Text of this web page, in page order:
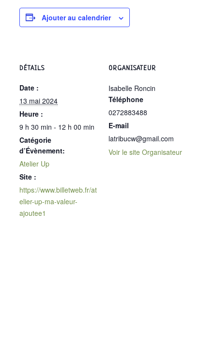
Ajouter au calendrier
DÉTAILS
Date :
13 mai 2024
Heure :
9 h 30 min - 12 h 00 min
Catégorie
d’Évènement:
Atelier Up
Site :
https://www.billetweb.fr/at
elier-up-ma-valeur-
ajoutee1
ORGANISATEUR
Isabelle Roncin
Téléphone
0272883488
E-mail
latribucw@gmail.com
Voir le site Organisateur